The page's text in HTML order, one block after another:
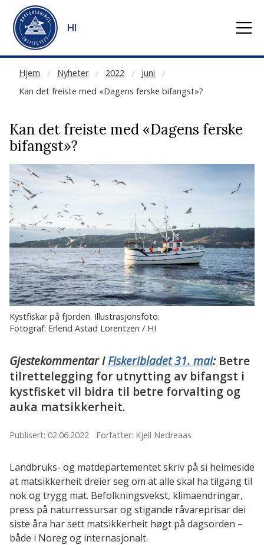
Gå til hovedinnhold
HI
Hjem Nyheter 2022
Juni
Kan det freiste med «Dagens ferske bifangst»?
NOT CACHED
Kan det freiste med «Dagens ferske
bifangst»?
Kystfiskar på fjorden. Illustrasjonsfoto.
Fotograf: Erlend Astad Lorentzen / HI
Gjestekommentar iFiskeribladet 31. mai: Betre
tilrettelegging for utnytting av bifangst i
kystfisket vil bidra til betre forvalting og
auka matsikkerheit.
Publisert: 02.06.2022 Forfatter: Kjell Nedreaas
Landbruks- og matdepartementet skriv på si heimeside
at matsikkerheit dreier seg om at alle skal ha tilgang til
nok og trygg mat. Befolkningsvekst, klimaendringar,
press på naturressursar og stigande råvareprisar dei
siste åra har sett matsikkerheit høgt på dagsorden –
både i Noreg og internasjonalt.